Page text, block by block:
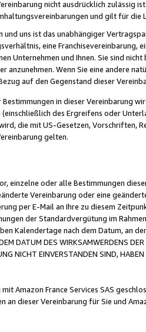
nicht ausdrücklich zulässig
und gilt für die
und uns ist das unabhängiger
eine Franchisevereinbarung,
Unternehmen und Ihnen. Sie sind
anzunehmen. Wenn Sie eine andere
auf den Gegenstand dieser
in dieser Vereinbarung
des Ergreifens oder
die mit US-Gesetzen, Vorschriften,
gelten.
einzelne oder alle Bestimmungen
Vereinbarung oder eine
per E-Mail an Ihre zu diesem
der Standardvergütung im
Kalendertage nach dem Datum, an
DATUM DES WIRKSAMWERDENS
NICHT EINVERSTANDEN SIND,
Amazon France Services SAS
an dieser Vereinbarung für Sie und